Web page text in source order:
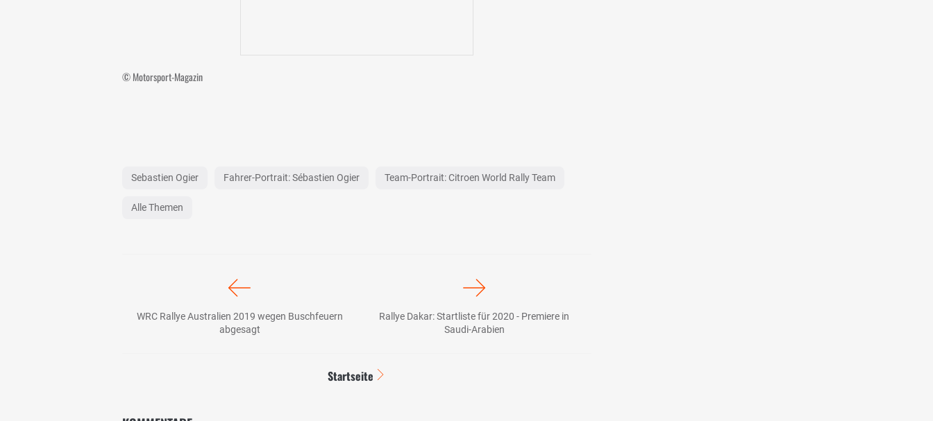
© Motorsport-Magazin
Sebastien Ogier Fahrer-Portrait: Sébastien Ogier Team-Portrait: Citroen World Rally Team
Alle Themen
WRC Rallye Australien 2019 wegen Buschfeuern
abgesagt
Rallye Dakar: Startliste für 2020 - Premiere in
Saudi-Arabien
Startseite